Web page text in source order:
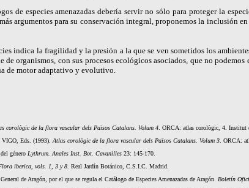
de especies amenazadas debería servir no sólo para proteger la
argumentos para su conservación integral, proponemos la inclusión
indica la fragilidad y la presión a la que se ven sometidos los
de organismos, con sus procesos ecológicos asociados, que no
de motor adaptativo y evolutivo.
corològic de la flora vascular dels Països Catalans. Volum 4 . ORCA: atlas corològic, 4. Institut
VIGO , Eds. (1993). Atlas corològic de la flora vascular dels Països Catalans. Volum 3 . ORCA:
género Lythrum. Anales Inst. Bot. Cavanilles 23: 145-170.
iberica, vols. 1, 3 y 8 . Real Jardín Botánico, C.S.I.C. Madrid.
de Aragón, por el que se regula el Catálogo de Especies Amenazadas de Aragón. Boletín